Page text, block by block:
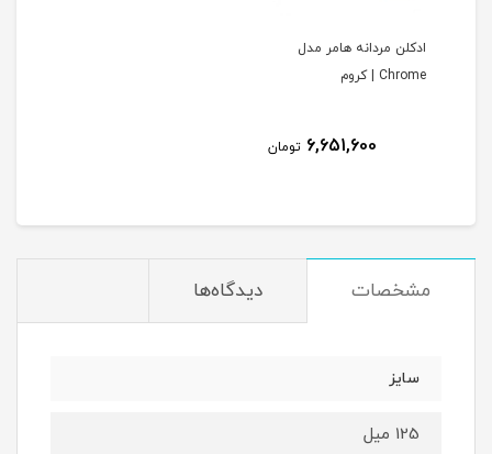
ادکلن مردانه هامر مدل
Chrome | کروم
6,651,600 تومان
مشخصات دیدگاه‌ها
سایز
125 میل